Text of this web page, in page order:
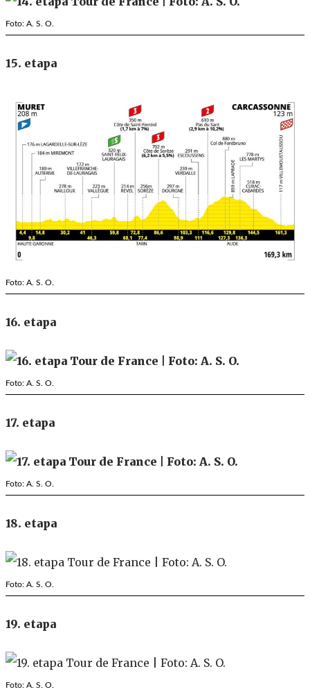
Foto: A. S. O.
15. etapa
Foto: A. S. O.
16. etapa
Foto: A. S. O.
17. etapa
Foto: A. S. O.
18. etapa
Foto: A. S. O.
19. etapa
Foto: A. S. O.